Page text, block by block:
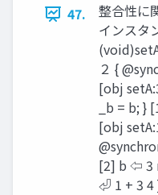
47.
整合性に
インスタ
２ {
[obj
_b = b;
[obj
[2] b ⇦ 3
⏎ 1 + 3 4